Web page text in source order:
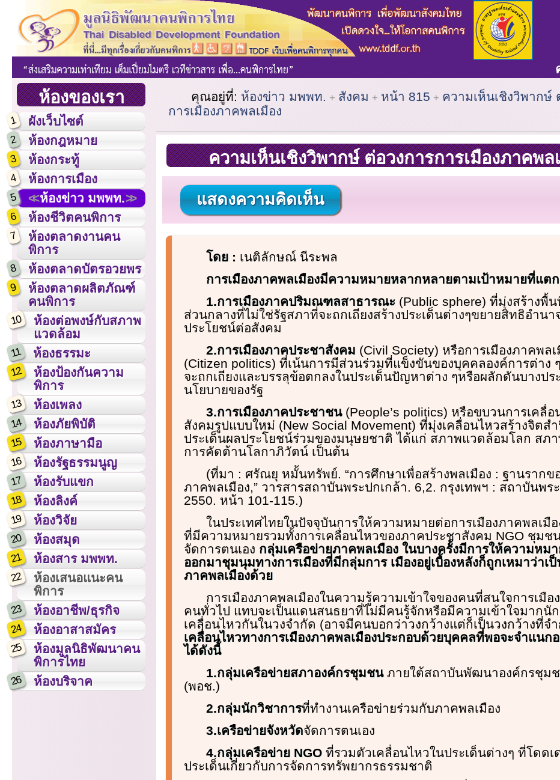
ห้องของเรา
1 ผังเว็บไซต์
2 ห้องกฎหมาย
3 ห้องกระทู้
4 ห้องการเมือง
5 ห้องข่าว มพพท.
6 ห้องชีวิตคนพิการ
7
ห้องตลาดงานคน
พิการ
8 ห้องตลาดบัตรอวยพร
9
ห้องตลาดผลิตภัณฑ์
คนพิการ
10
ห้องต่อพงษ์กับสภาพ
แวดล้อม
11 ห้องธรรมะ
12
ห้องป้องกันความ
พิการ
13 ห้องเพลง
14 ห้องภัยพิบัติ
15 ห้องภาษามือ
16 ห้องรัฐธรรมนูญ
17 ห้องรับแขก
18 ห้องลิงค์
19 ห้องวิจัย
20 ห้องสมุด
21 ห้องสาร มพพท.
22
ห้องเสนอแนะคน
พิการ
23 ห้องอาชีพ/ธุรกิจ
24 ห้องอาสาสมัคร
25
ห้องมูลนิธิพัฒนาคน
พิการไทย
26 ห้องบริจาค
คุณอยู่ที่: ห้องข่าว มพพท. สังคม หน้า 815
ความเห็นเชิงวิพากษ์
การเมืองภาคพลเมือง
ความเห็นเชิงวิพากษ์ ต่อวงการการเมืองภาคพล
แสดงความคิดเห็น
โดย : เนติลักษณ์ นีระพล
การเมืองภาคพลเมืองมีความหมายหลากหลายตามเป้าหมายที่แต
1.การเมืองภาคปริมณฑลสาธารณะ (Public sphere) ที่มุ่งสร้างพื้น
ส่วนกลางที่ไม่ใช่รัฐสภาที่จะถกเถียงสร้างประเด็นต่างๆขยายสิทธิอำนา
ประโยชน์ต่อสังคม
2.การเมืองภาคประชาสังคม (Civil Society) หรือการเมืองภาคพลเ
(Citizen politics) ที่เน้นการมีส่วนร่วมที่แข็งขันของบุคคลองค์การต่าง
จะถกเถียงและบรรลุข้อตกลงในประเด็นปัญหาต่าง ๆหรือผลักดันบางปร
นโยบายของรัฐ
3.การเมืองภาคประชาชน(People’s politics) หรือขบวนการเคลื่อ
สังคมรูปแบบใหม่ (New Social Movement) ที่มุ่งเคลื่อนไหวสร้างจิตส
ประเด็นผลประโยชน์ร่วมของมนุษยชาติ ได้แก่ สภาพแวดล้อมโลก สภ
การคัดต้านโลกาภิวัตน์ เป็นต้น
(ที่มา : ศรัณยุ หมั้นทรัพย์. “การศึกษาเพื่อสร้างพลเมือง : ฐานรากข
ภาคพลเมือง,” วารสารสถาบันพระปกเกล้า. 6,2. กรุงเทพฯ : สถาบันพระ
2550. หน้า 101-115.)
ในประเทศไทยในปัจจุบันการให้ความหมายต่อการเมืองภาคพลเมือ
ที่มีความหมายรวมทั้งการเคลื่อนไหวของภาคประชาสังคม NGO ชุมช
จัดการตนเอง กลุ่มเครือข่ายภาคพลเมือง ในบางครั้งมีการให้ความหมา
ออกมาชุมนุมทางการเมืองที่มีกลุ่มการ เมืองอยู่เบื้องหลังก็ถูกเหมาว่าเป็
ภาคพลเมืองด้วย
การเมืองภาคพลเมืองในความรู้ความเข้าใจของคนที่สนใจการเมือ
คนทั่วไป แทบจะเป็นแดนสนธยาที่ไม่มีคนรู้จักหรือมีความเข้าใจมากนั
เคลื่อนไหวกันในวงจำกัด (อาจมีคนบอกว่าวงกว้างแต่ก็เป็นวงกว้างที่จ
เคลื่อนไหวทางการเมืองภาคพลเมืองประกอบด้วยบุคคลที่พอจะจำแนก
ได้ดังนี้
1.กลุ่มเครือข่ายสภาองค์กรชุมชนภายใต้สถาบันพัฒนาองค์กรชุม
(พอช.)
2.กลุ่มนักวิชาการที่ทำงานเครือข่ายร่วมกับภาคพลเมือง
3.เครือข่ายจังหวัดจัดการตนเอง
4.กลุ่มเครือข่าย NGO ที่รวมตัวเคลื่อนไหวในประเด็นต่างๆ ที่โดดเ
ประเด็นเกี่ยวกับการจัดการทรัพยากรธรรมชาติ